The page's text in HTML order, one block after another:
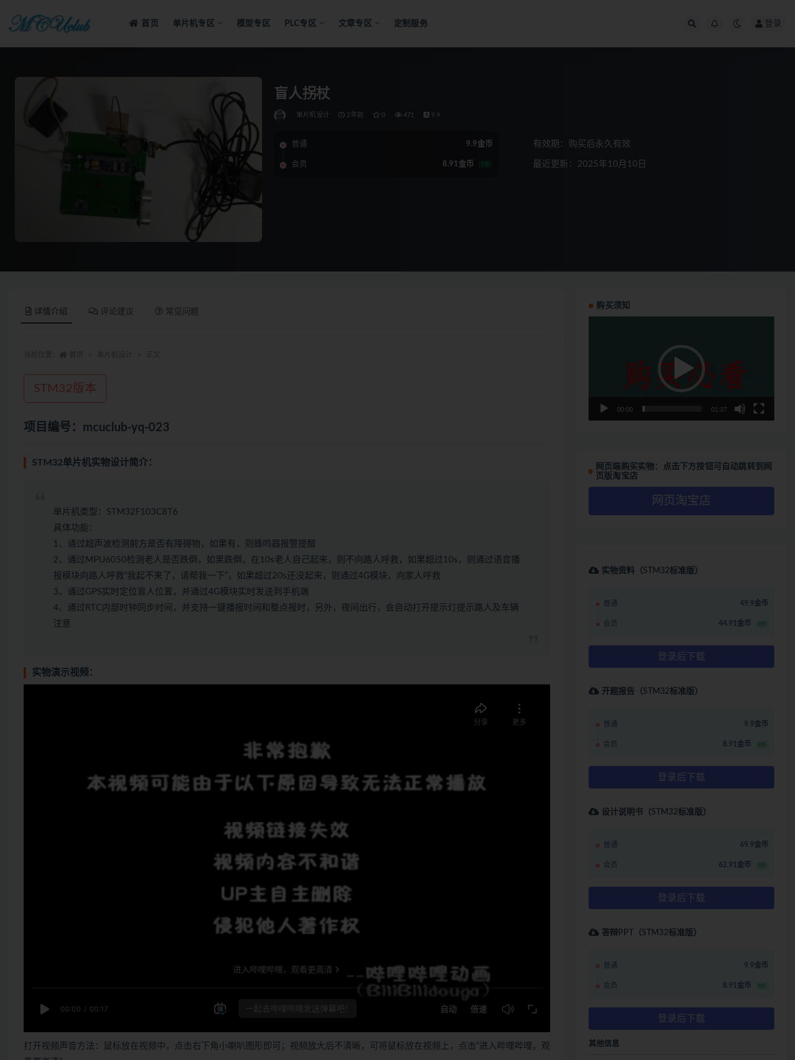
首页 单片机专区 模型专区 PLC专区 文章专区 定制服务 登录
盲人拐杖
单片机设计 2年前 0 471 9.9
普通 9.9金币
会员 8.91金币 9折
有效期：购买后永久有效
最近更新：2025年10月10日
详情介绍 评论建议 常见问题
STM32版本
项目编号：mcuclub-yq-023
STM32单片机实物设计简介：
单片机类型：STM32F103C8T6
具体功能：
1、通过超声波检测前方是否有障碍物，如果有，则蜂鸣器报警提醒
2、通过MPU6050检测老人是否跌倒，如果跌倒，在10s老人自己起来，则不向路人呼救，如果超过10s，则通过语音播
报模块向路人呼救“我起不来了，请帮我一下”，如果超过20s还没起来，则通过4G模块，向家人呼救
3、通过GPS实时定位盲人位置，并通过4G模块实时发送到手机端
4、通过RTC内部时钟同步时间，并支持一键播报时间和整点报时，另外，夜间出行，会自动打开提示灯提示路人及车辆
注意
实物演示视频：
打开视频声音方法：鼠标放在视频中，点击右下角小喇叭图形即可；视频放大后不清晰，可将鼠标放在视频上，点击“进入哔哩哔哩，观
购买须知
00:00 01:37
网页端购买实物：点击下方按钮可自动跳转到网
页版淘宝店
网页淘宝店
实物资料（STM32标准版）
普通 49.9金币
会员 44.91金币 9折
登录后下载
开题报告（STM32标准版）
普通 9.9金币
会员 8.91金币 9折
登录后下载
设计说明书（STM32标准版）
普通 69.9金币
会员 62.91金币 9折
登录后下载
答辩PPT（STM32标准版）
普通 9.9金币
会员 8.91金币 9折
登录后下载
其他信息